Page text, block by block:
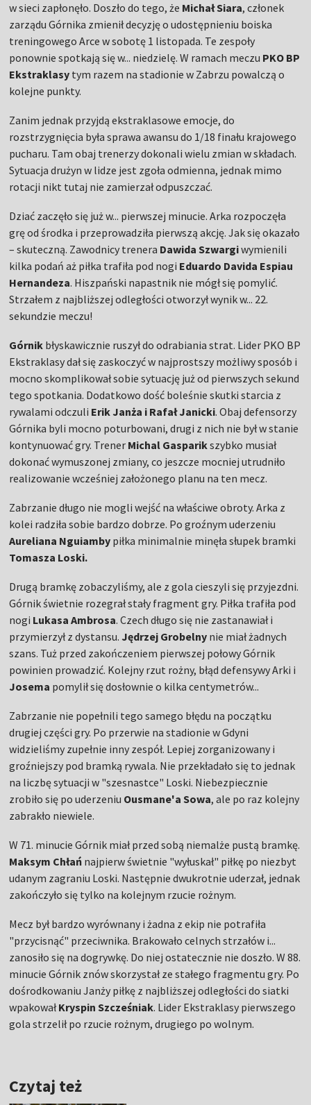
w sieci zapłonęło. Doszło do tego, że Michał Siara, członek
zarządu Górnika zmienił decyzję o udostępnieniu boiska
treningowego Arce w sobotę 1 listopada. Te zespoły
ponownie spotkają się w... niedzielę. W ramach meczu PKO BP
Ekstraklasy tym razem na stadionie w Zabrzu powalczą o
kolejne punkty.
Zanim jednak przyjdą ekstraklasowe emocje, do
rozstrzygnięcia była sprawa awansu do 1/18 finału krajowego
pucharu. Tam obaj trenerzy dokonali wielu zmian w składach.
Sytuacja drużyn w lidze jest zgoła odmienna, jednak mimo
rotacji nikt tutaj nie zamierzał odpuszczać.
Dziać zaczęło się już w... pierwszej minucie. Arka rozpoczęła
grę od środka i przeprowadziła pierwszą akcję. Jak się okazało
– skuteczną. Zawodnicy trenera Dawida Szwargiwymienili
kilka podań aż piłka trafiła pod nogi Eduardo Davida Espiau
Hernandeza. Hiszpański napastnik nie mógł się pomylić.
Strzałem z najbliższej odległości otworzył wynik w... 22.
sekundzie meczu!
Górnik błyskawicznie ruszył do odrabiania strat. Lider PKO BP
Ekstraklasy dał się zaskoczyć w najprostszy możliwy sposób i
mocno skomplikował sobie sytuację już od pierwszych sekund
tego spotkania. Dodatkowo dość boleśnie skutki starcia z
rywalami odczuli Erik Janża i Rafał Janicki. Obaj defensorzy
Górnika byli mocno poturbowani, drugi z nich nie był w stanie
kontynuować gry. Trener Michal Gasparikszybko musiał
dokonać wymuszonej zmiany, co jeszcze mocniej utrudniło
realizowanie wcześniej założonego planu na ten mecz.
Zabrzanie długo nie mogli wejść na właściwe obroty. Arka z
kolei radziła sobie bardzo dobrze. Po groźnym uderzeniu
Aureliana Nguiamby piłka minimalnie minęła słupek bramki
Tomasza Loski.
Drugą bramkę zobaczyliśmy, ale z gola cieszyli się przyjezdni.
Górnik świetnie rozegrał stały fragment gry. Piłka trafiła pod
nogi Lukasa Ambrosa. Czech długo się nie zastanawiał i
przymierzył z dystansu. Jędrzej Grobelny nie miał żadnych
szans. Tuż przed zakończeniem pierwszej połowy Górnik
powinien prowadzić. Kolejny rzut rożny, błąd defensywy Arki i
Josema pomylił się dosłownie o kilka centymetrów...
Zabrzanie nie popełnili tego samego błędu na początku
drugiej części gry. Po przerwie na stadionie w Gdyni
widzieliśmy zupełnie inny zespół. Lepiej zorganizowany i
groźniejszy pod bramką rywala. Nie przekładało się to jednak
na liczbę sytuacji w "szesnastce" Loski. Niebezpiecznie
zrobiło się po uderzeniu Ousmane'a Sowa, ale po raz kolejny
zabrakło niewiele.
W 71. minucie Górnik miał przed sobą niemalże pustą bramkę.
Maksym Chłań najpierw świetnie "wyłuskał" piłkę po niezbyt
udanym zagraniu Loski. Następnie dwukrotnie uderzał, jednak
zakończyło się tylko na kolejnym rzucie rożnym.
Mecz był bardzo wyrównany i żadna z ekip nie potrafiła
"przycisnąć" przeciwnika. Brakowało celnych strzałów i...
zanosiło się na dogrywkę. Do niej ostatecznie nie doszło. W 88.
minucie Górnik znów skorzystał ze stałego fragmentu gry. Po
dośrodkowaniu Janży piłkę z najbliższej odległości do siatki
wpakowałKryspin Szcześniak. Lider Ekstraklasy pierwszego
gola strzelił po rzucie rożnym, drugiego po wolnym.
Czytaj też